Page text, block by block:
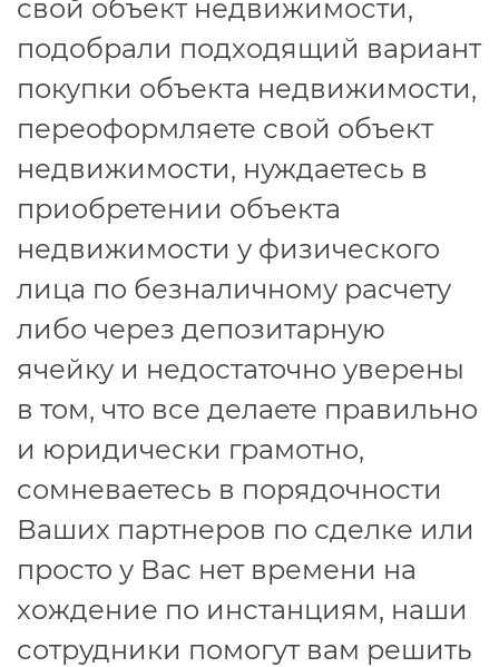
свой объект недвижимости,
подобрали подходящий вариант
покупки объекта недвижимости,
переоформляете свой объект
недвижимости, нуждаетесь в
приобретении объекта
недвижимости у физического
лица по безналичному расчету
либо через депозитарную
ячейку и недостаточно уверены
в том, что все делаете правильно
и юридически грамотно,
сомневаетесь в порядочности
Ваших партнеров по сделке или
просто у Вас нет времени на
хождение по инстанциям, наши
сотрудники помогут вам решить